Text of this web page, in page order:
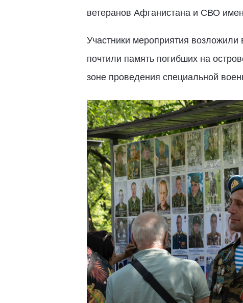
ветеранов Афганистана и СВО
Участники мероприятия
почтили память погибших на
зоне проведения специальной